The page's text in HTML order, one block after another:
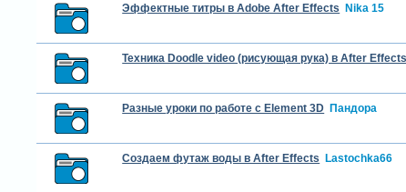
Эффектные титры в Adobe After Effects Nika 15
Техника Doodle video (рисующая рука) в After Effects
Разные уроки по работе с Element 3D Пандора
Создаем футаж воды в After Effects Lastochka66